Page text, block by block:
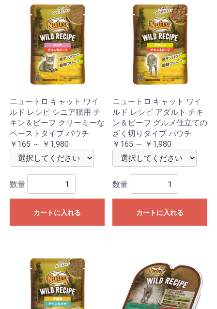
ニュートロ キャット ワイ
ルド レシピ シニア猫用 チ
キン＆ビーフ クリーミーな
ペーストタイプ パウチ
￥165 ～ ￥1,980
数量
カートに入れる
ニュートロ キャット ワイ
ルド レシピ アダルト チキ
ン＆ビーフ グルメ仕立ての
ざく切りタイプ パウチ
￥165 ～ ￥1,980
数量
カートに入れる